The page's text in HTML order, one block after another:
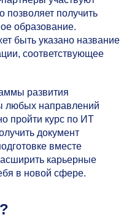
позволяет получить
образование.
быть указано название
соответствующее
развития
любых направлений
пройти курс по ИТ
документ
вместе
карьерные
в новой сфере.